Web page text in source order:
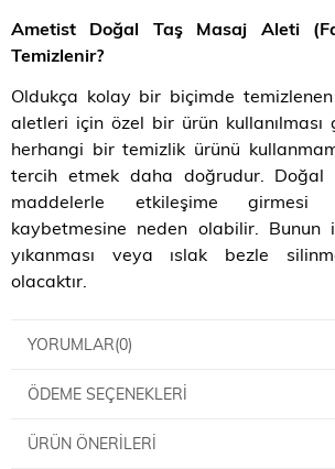
Ametist Doğal Taş Masaj Aleti
Temizlenir?
Oldukça kolay bir biçimde
aletleri için özel bir ürün kullanılması
herhangi bir temizlik ürünü
tercih etmek daha doğrudur. Doğal
maddelerle etkileşime girmesi
kaybetmesine neden olabilir. Bunun
yıkanması veya ıslak bezle
olacaktır.
YORUMLAR(0)
ÖDEME SEÇENEKLERI
ÜRÜN ÖNERILERI